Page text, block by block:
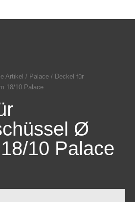
Artikel / Palace / Deckel für
18/10 Palace
Ø
10 Palace